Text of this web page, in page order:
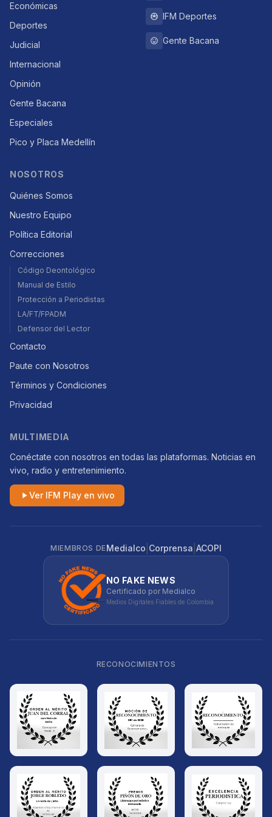
Económicas
Deportes
Judicial
Internacional
Opinión
Gente Bacana
Especiales
Pico y Placa Medellín
IFM Deportes
Gente Bacana
NOSOTROS
Quiénes Somos
Nuestro Equipo
Política Editorial
Correcciones
Código Deontológico
Manual de Estilo
Protección a Periodistas
LA/FT/FPADM
Defensor del Lector
Contacto
Paute con Nosotros
Términos y Condiciones
Privacidad
MULTIMEDIA
Conéctate con nosotros en todas las plataformas. Noticias en
vivo, radio y entretenimiento.
Ver IFM Play en vivo
MIEMBROS DEMedialco Corprensa ACOPI
NO FAKE NEWS
Certificado por Medialco
Medios Digitales Fiables de Colombia
RECONOCIMIENTOS